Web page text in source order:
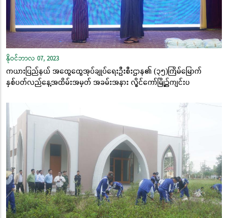
နိုဝင်ဘာလ 07, 2023
ကယားပြည်နယ် အထွေထွေအုပ်ချုပ်ရေးဦးစီးဌာန၏ (၃၅)ကြိမ်မြောက်
နှစ်ပတ်လည်နေ့အထိမ်းအမှတ် အခမ်းအနား လွိုင်ကော်မြို့၌ကျင်းပ